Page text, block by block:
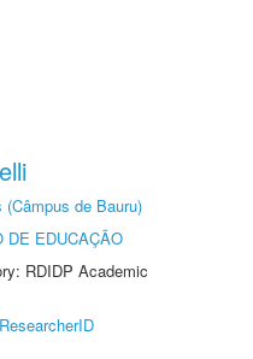
de Bauru)
DE EDUCAÇÃO
RDIDP Academic
ResearcherID